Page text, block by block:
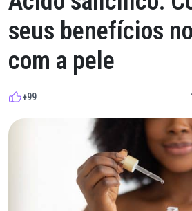
seus benefícios
com a pele
+99